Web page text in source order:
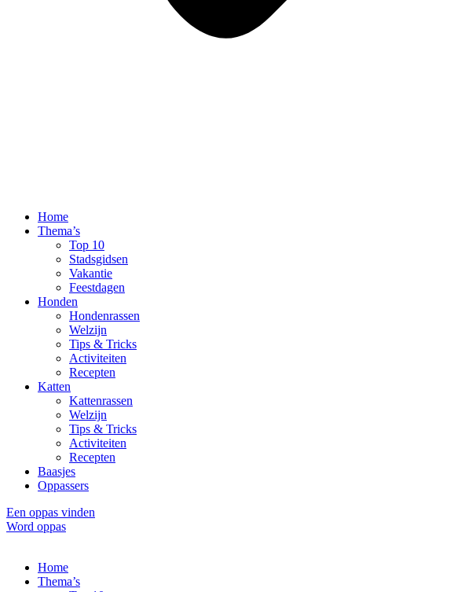
Home
Thema’s
Top 10
Stadsgidsen
Vakantie
Feestdagen
Honden
Hondenrassen
Welzijn
Tips & Tricks
Activiteiten
Recepten
Katten
Kattenrassen
Welzijn
Tips & Tricks
Activiteiten
Recepten
Baasjes
Oppassers
Een oppas vinden
Word oppas
Home
Thema’s